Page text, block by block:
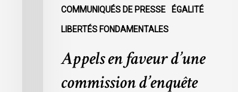
COMMUNIQUÉS DE PRESSE ÉGALITÉ
LIBERTÉS FONDAMENTALES
policier
Appels en faveur d’une
commission d’enquête